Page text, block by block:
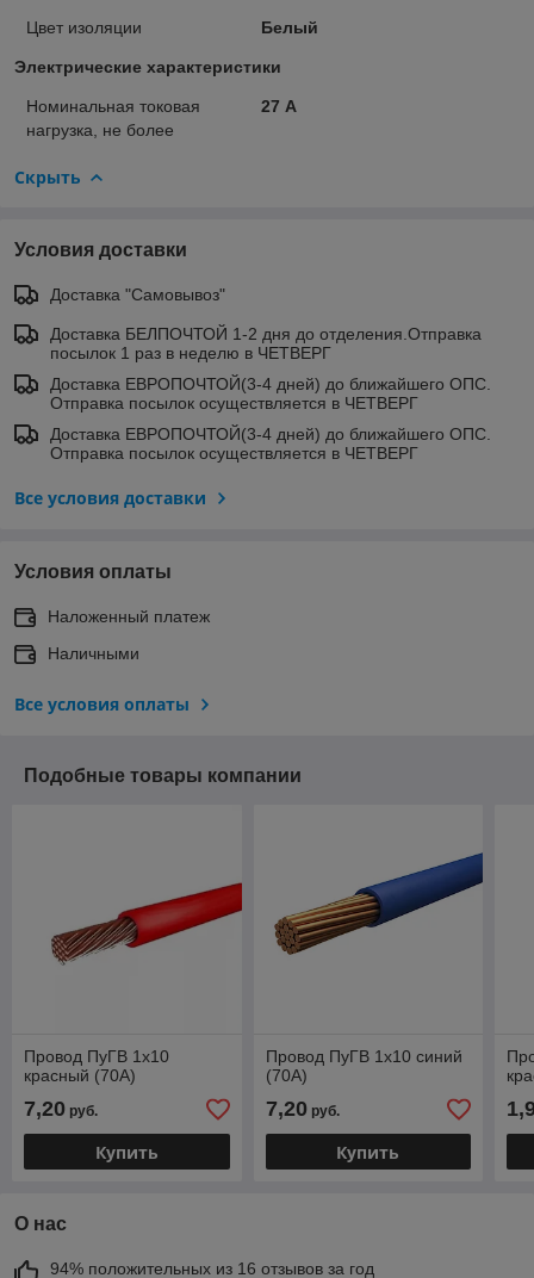
Цвет изоляции
Белый
Электрические характеристики
Номинальная токовая
нагрузка, не более
27 А
Скрыть
Условия доставки
Доставка "Самовывоз"
Доставка БЕЛПОЧТОЙ 1-2 дня до отделения.Отправка
посылок 1 раз в неделю в ЧЕТВЕРГ
Доставка ЕВРОПОЧТОЙ(3-4 дней) до ближайшего ОПС.
Отправка посылок осуществляется в ЧЕТВЕРГ
Доставка ЕВРОПОЧТОЙ(3-4 дней) до ближайшего ОПС.
Отправка посылок осуществляется в ЧЕТВЕРГ
Все условия доставки
Условия оплаты
Наложенный платеж
Наличными
Все условия оплаты
Подобные товары компании
Провод ПуГВ 1x10
красный (70А)
7,20 руб.
Купить
Провод ПуГВ 1x10 синий
(70А)
7,20руб.
Купить
О нас
94% положительных из 16 отзывов за год